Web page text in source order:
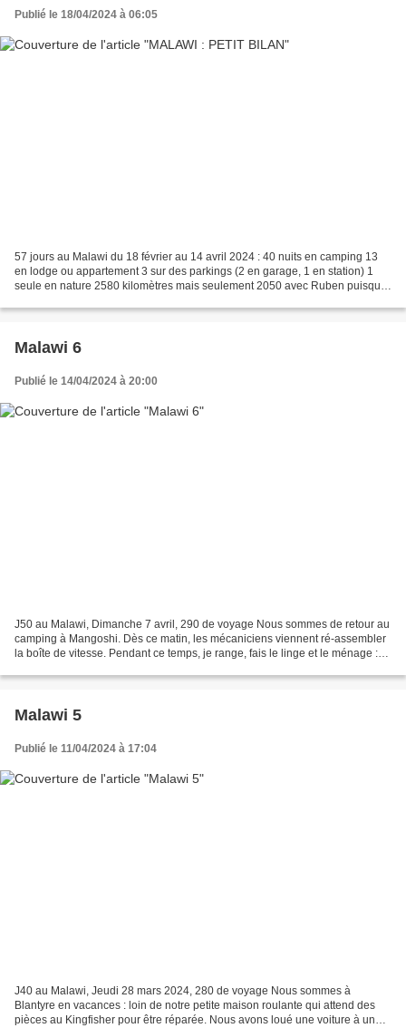
Publié le 18/04/2024 à 06:05
57 jours au Malawi du 18 février au 14 avril 2024 : 40 nuits en camping 13
en lodge ou appartement 3 sur des parkings (2 en garage, 1 en station) 1
seule en nature 2580 kilomètres mais seulement 2050 avec Ruben puisque
Malawi 6
Publié le 14/04/2024 à 20:00
J50 au Malawi, Dimanche 7 avril, 290 de voyage Nous sommes de retour au
camping à Mangoshi. Dès ce matin, les mécaniciens viennent ré-assembler
la boîte de vitesse. Pendant ce temps, je range, fais le linge et le ménage :
Malawi 5
Publié le 11/04/2024 à 17:04
J40 au Malawi, Jeudi 28 mars 2024, 280 de voyage Nous sommes à
Blantyre en vacances : loin de notre petite maison roulante qui attend des
pièces au Kingfisher pour être réparée. Nous avons loué une voiture à un